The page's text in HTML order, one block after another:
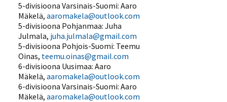
5-divisioona Varsinais-Suomi: Aaro
Mäkelä,aaromakela@outlook.com
5-divisioona Pohjanmaa: Juha
Julmala, juha.julmala@gmail.com
5-divisioona Pohjois-Suomi: Teemu
Oinas, teemu.oinas@gmail.com
6-divisioona Uusimaa: Aaro
Mäkelä,aaromakela@outlook.com
6-divisioona Varsinais-Suomi: Aaro
Mäkelä,aaromakela@outlook.com